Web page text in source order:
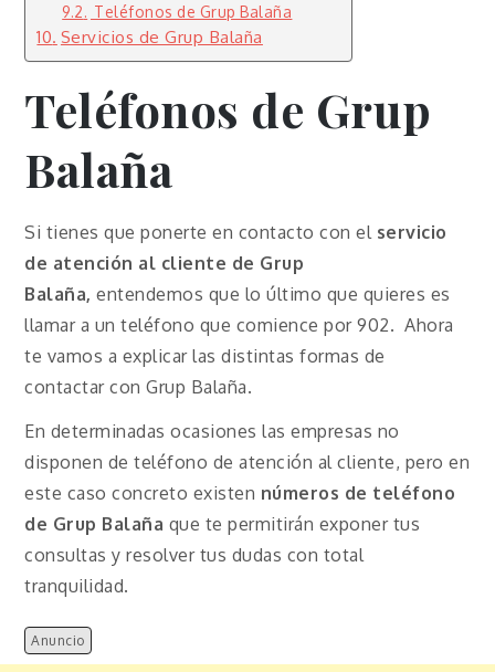
Teléfonos de Grup Balaña
Servicios de Grup Balaña
Teléfonos de Grup
Balaña
Si tienes que ponerte en contacto con el servicio
de atención al cliente de Grup
Balaña, entendemos que lo último que quieres es
llamar a un teléfono que comience por 902. Ahora
te vamos a explicar las distintas formas de
contactar con Grup Balaña.
En determinadas ocasiones las empresas no
disponen de teléfono de atención al cliente, pero en
este caso concreto existen números de teléfono
de Grup Balaña que te permitirán exponer tus
consultas y resolver tus dudas con total
tranquilidad.
Anuncio